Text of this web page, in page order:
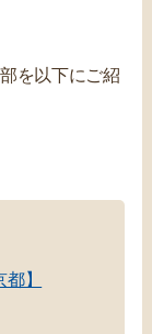
を以下にご紹
】